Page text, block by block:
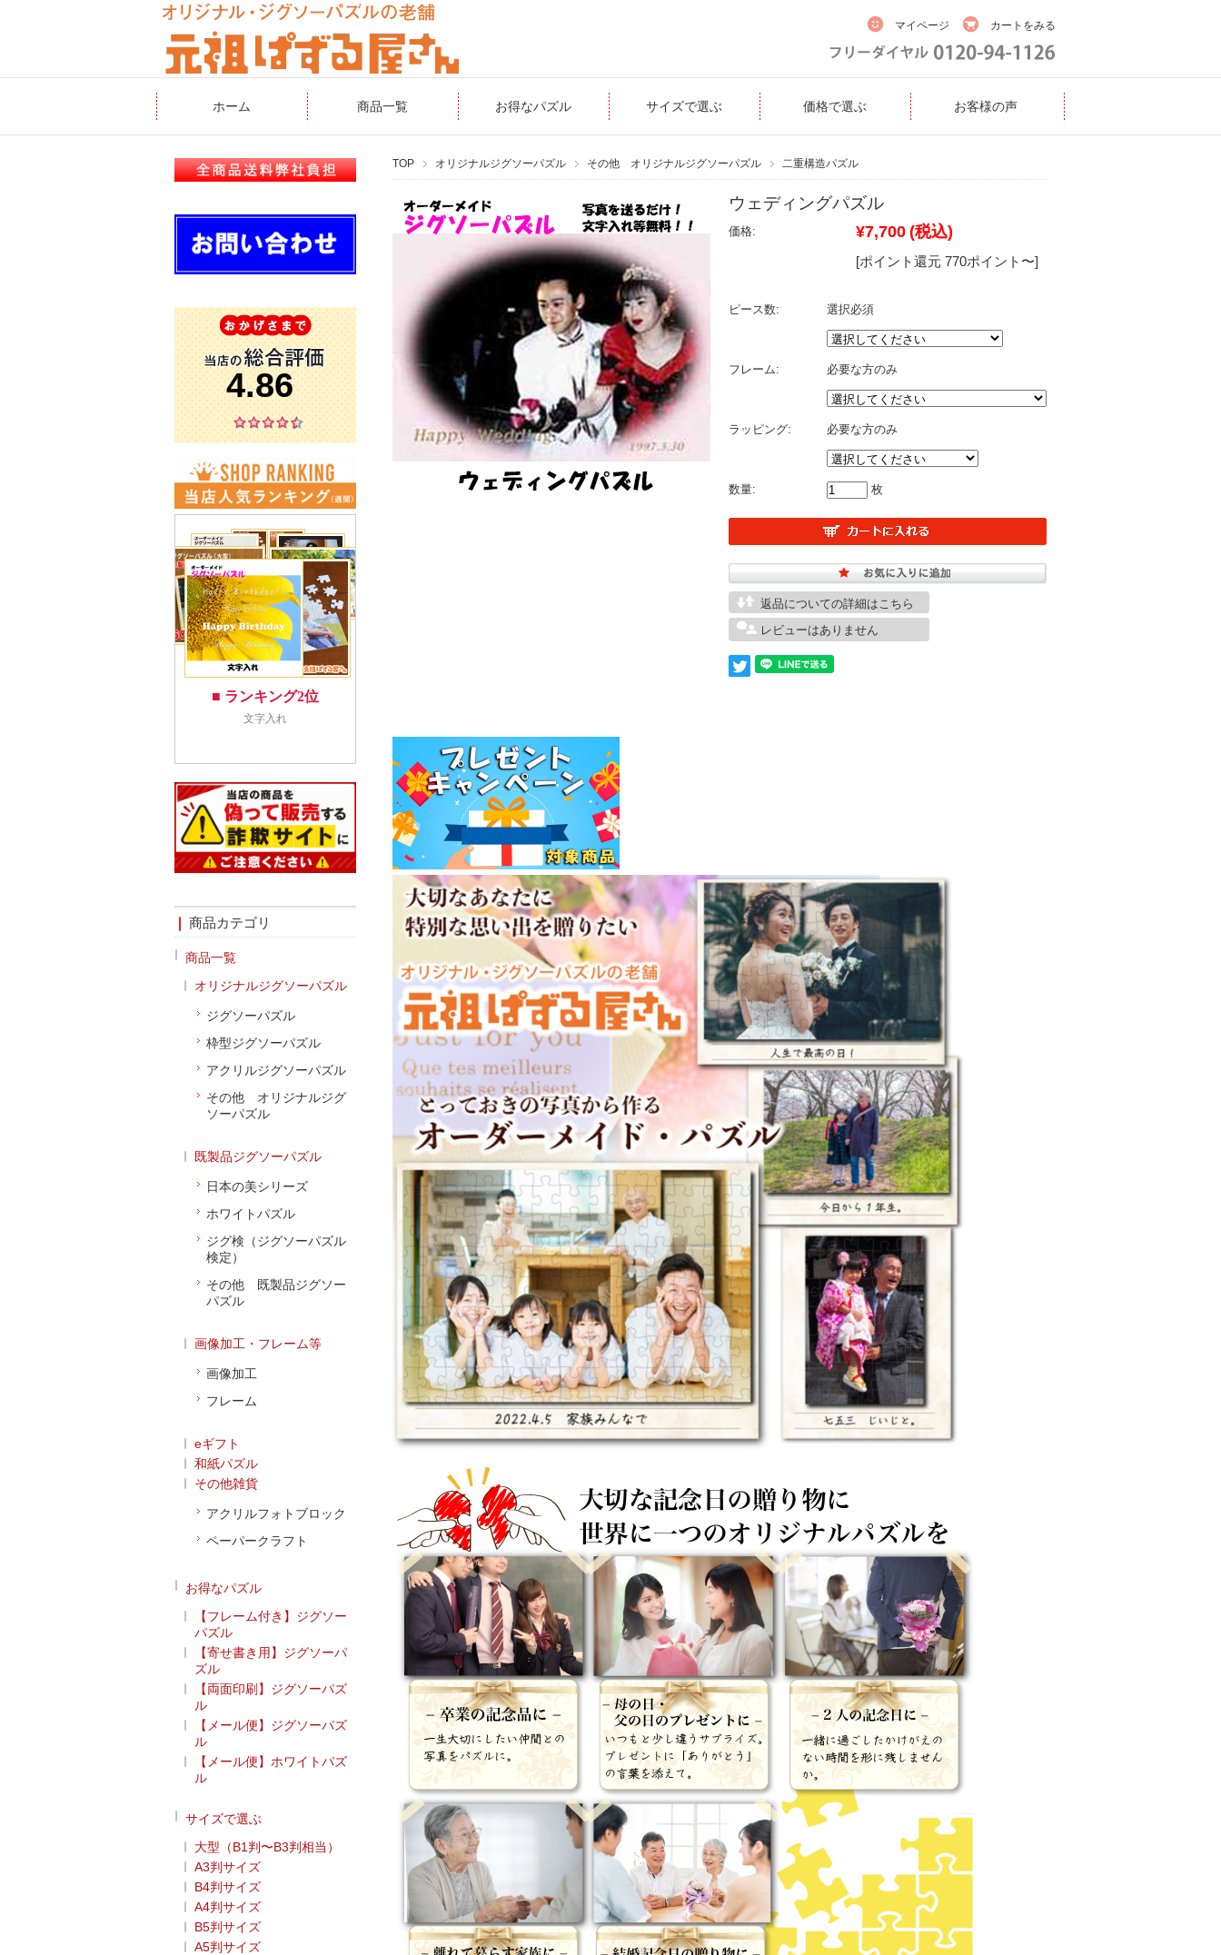
マイページ カートをみる
ホーム 商品一覧 お得なパズル サイズで選ぶ 価格で選ぶ お客様の声
TOP オリジナルジグソーパズル その他 オリジナルジグソーパズル 二重構造パズル
ウェディングパズル
価格: ¥7,700(税込)
[ポイント還元 770ポイント〜]
ピース数: 選択必須
フレーム: 必要な方のみ
ラッピング: 必要な方のみ
数量: 枚
返品についての詳細はこちら
レビューはありません
商品カテゴリ
商品一覧
オリジナルジグソーパズル
ジグソーパズル
枠型ジグソーパズル
アクリルジグソーパズル
その他 オリジナルジグ
ソーパズル
既製品ジグソーパズル
日本の美シリーズ
ホワイトパズル
ジグ検（ジグソーパズル
検定）
その他 既製品ジグソー
パズル
画像加工・フレーム等
画像加工
フレーム
eギフト
和紙パズル
その他雑貨
アクリルフォトブロック
ペーパークラフト
お得なパズル
【フレーム付き】ジグソー
パズル
【寄せ書き用】ジグソーパ
ズル
【両面印刷】ジグソーパズ
ル
【メール便】ジグソーパズ
ル
【メール便】ホワイトパズ
ル
サイズで選ぶ
大型（B1判〜B3判相当）
A3判サイズ
B4判サイズ
A4判サイズ
B5判サイズ
A5判サイズ